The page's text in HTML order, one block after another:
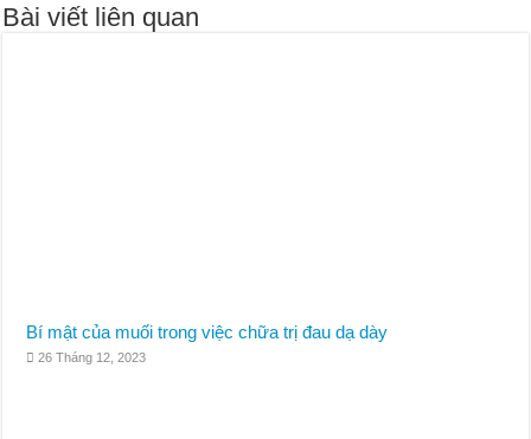
Bài viết liên quan
Bí mật của muối trong việc chữa trị đau dạ dày
26 Tháng 12, 2023